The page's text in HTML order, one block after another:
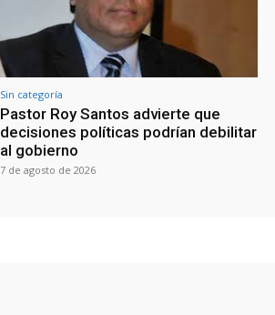
Sin categoría
Pastor Roy Santos advierte que
decisiones políticas podrían debilitar
al gobierno
7 de agosto de 2026